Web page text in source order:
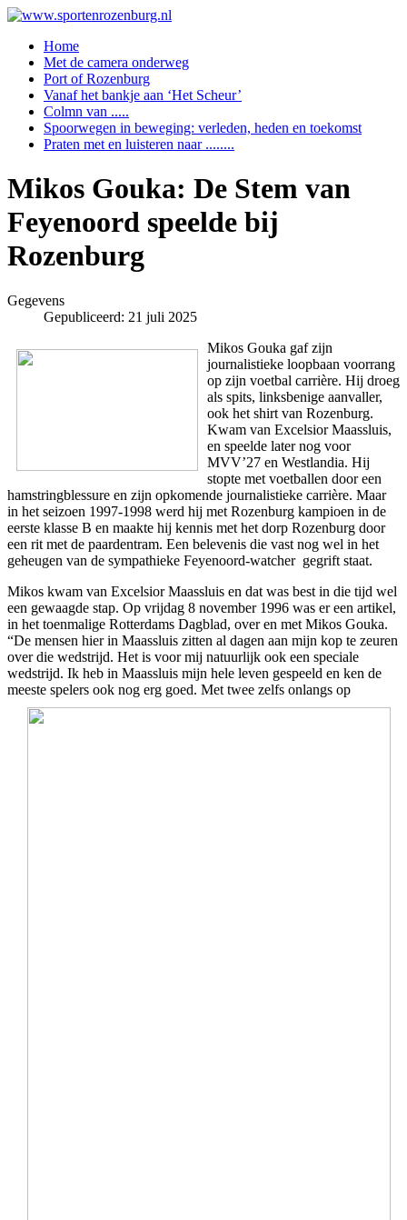
Home
Met de camera onderweg
Port of Rozenburg
Vanaf het bankje aan ‘Het Scheur’
Colmn van .....
Spoorwegen in beweging: verleden, heden en toekomst
Praten met en luisteren naar ........
Mikos Gouka: De Stem van
Feyenoord speelde bij
Rozenburg
Gegevens
Gepubliceerd: 21 juli 2025
Mikos Gouka gaf zijn
journalistieke loopbaan voorrang
op zijn voetbal carrière. Hij droeg
als spits, linksbenige aanvaller,
ook het shirt van Rozenburg.
Kwam van Excelsior Maassluis,
en speelde later nog voor
MVV’27 en Westlandia. Hij
stopte met voetballen door een
hamstringblessure en zijn opkomende journalistieke carrière. Maar
in het seizoen 1997-1998 werd hij met Rozenburg kampioen in de
eerste klasse B en maakte hij kennis met het dorp Rozenburg door
een rit met de paardentram. Een belevenis die vast nog wel in het
geheugen van de sympathieke Feyenoord-watcher gegrift staat.
Mikos kwam van Excelsior Maassluis en dat was best in die tijd wel
een gewaagde stap. Op vrijdag 8 november 1996 was er een artikel,
in het toenmalige Rotterdams Dagblad, over en met Mikos Gouka.
“De mensen hier in Maassluis zitten al dagen aan mijn kop te zeuren
over die wedstrijd. Het is voor mij natuurlijk ook een speciale
wedstrijd. Ik heb in Maassluis mijn hele leven gespeeld en ken de
meeste spelers ook nog erg goed. Met twee zelfs onlangs op